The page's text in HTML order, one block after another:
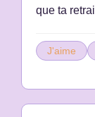
que ta
J'aime